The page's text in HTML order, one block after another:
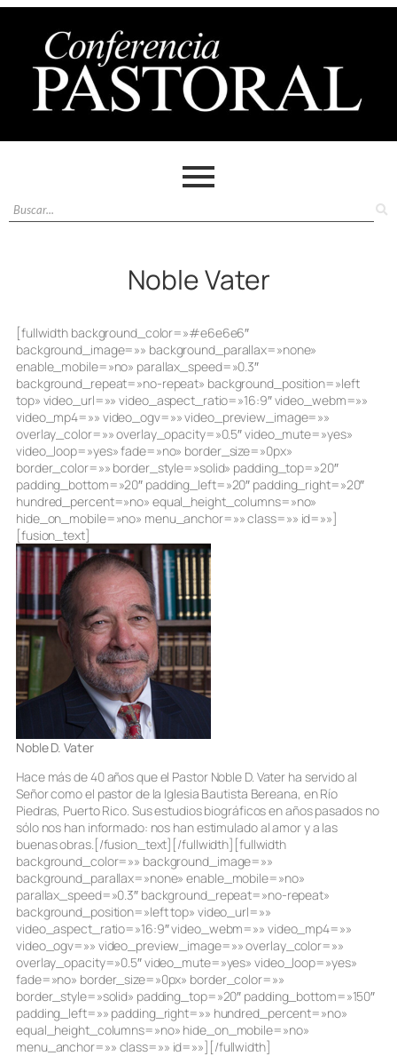
Noble Vater
[fullwidth background_color=»#e6e6e6″
background_image=»» background_parallax=»none»
enable_mobile=»no» parallax_speed=»0.3″
background_repeat=»no-repeat» background_position=»left
top» video_url=»» video_aspect_ratio=»16:9″ video_webm=»»
video_mp4=»» video_ogv=»» video_preview_image=»»
overlay_color=»» overlay_opacity=»0.5″ video_mute=»yes»
video_loop=»yes» fade=»no» border_size=»0px»
border_color=»» border_style=»solid» padding_top=»20″
padding_bottom=»20″ padding_left=»20″ padding_right=»20″
hundred_percent=»no» equal_height_columns=»no»
hide_on_mobile=»no» menu_anchor=»» class=»» id=»»]
[fusion_text]
Noble D. Vater
Hace más de 40 años que el Pastor Noble D. Vater ha servido al
Señor como el pastor de la Iglesia Bautista Bereana, en Río
Piedras, Puerto Rico. Sus estudios biográficos en años pasados no
sólo nos han informado: nos han estimulado al amor y a las
buenas obras.[/fusion_text][/fullwidth][fullwidth
background_color=»» background_image=»»
background_parallax=»none» enable_mobile=»no»
parallax_speed=»0.3″ background_repeat=»no-repeat»
background_position=»left top» video_url=»»
video_aspect_ratio=»16:9″ video_webm=»» video_mp4=»»
video_ogv=»» video_preview_image=»» overlay_color=»»
overlay_opacity=»0.5″ video_mute=»yes» video_loop=»yes»
fade=»no» border_size=»0px» border_color=»»
border_style=»solid» padding_top=»20″ padding_bottom=»150″
padding_left=»» padding_right=»» hundred_percent=»no»
equal_height_columns=»no» hide_on_mobile=»no»
menu_anchor=»» class=»» id=»»][/fullwidth]